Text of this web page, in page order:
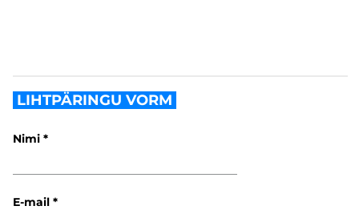
LIHTPÄRINGU VORM
Nimi
E-mail